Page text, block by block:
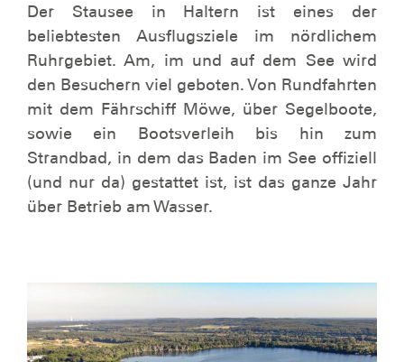
Der Stausee in Haltern ist eines der
beliebtesten Ausflugsziele im nördlichem
Ruhrgebiet. Am, im und auf dem See wird
den Besuchern viel geboten. Von Rundfahrten
mit dem Fährschiff Möwe, über Segelboote,
sowie ein Bootsverleih bis hin zum
Strandbad, in dem das Baden im See offiziell
(und nur da) gestattet ist, ist das ganze Jahr
über Betrieb am Wasser.